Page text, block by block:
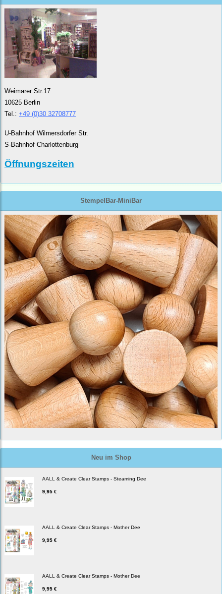
Weimarer Str.17
10625 Berlin
Tel.: +49 (0)30 32708777
U-Bahnhof Wilmersdorfer Str.
S-Bahnhof Charlottenburg
Öffnungszeiten
StempelBar-MiniBar
Neu im Shop
AALL & Create Clear Stamps - Steaming Dee
9,95 €
AALL & Create Clear Stamps - Mother Dee
9,95 €
AALL & Create Clear Stamps - Mother Dee
9,95 €